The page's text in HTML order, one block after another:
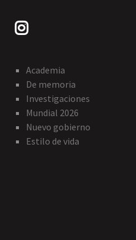
Academia
De memoria
Investigaciones
Mundial 2026
Nuevo gobierno
Estilo de vida